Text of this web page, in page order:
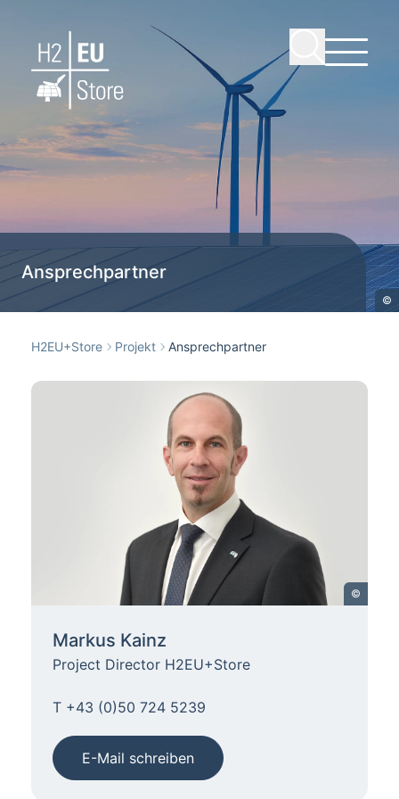
©
Ansprechpartner
H2EU+Store Projekt Ansprechpartner
©
Markus Kainz
Project Director H2EU+Store
T +43 (0)50 724 5239
E-Mail schreiben